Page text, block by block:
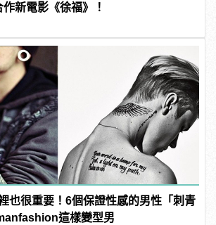
新電影《徐福》！
也很重要！6個保證性感的男性「刺青
這樣變型男